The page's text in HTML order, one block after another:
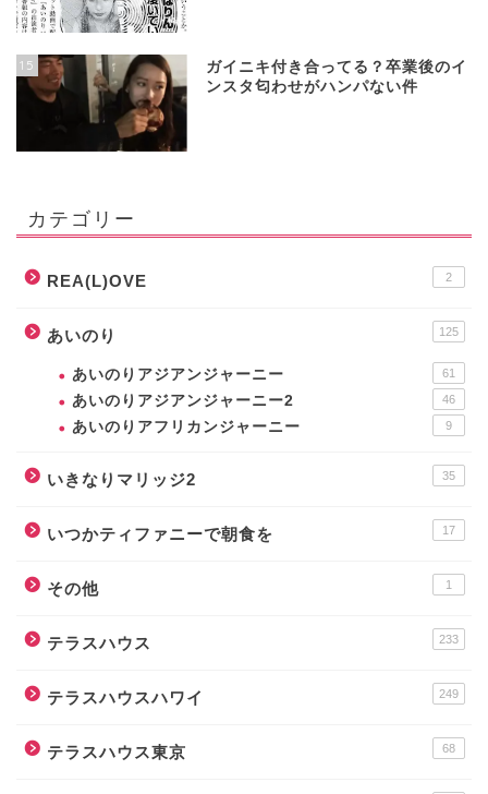
15
ガイニキ付き合ってる？卒業後のイ
ンスタ匂わせがハンパない件
カテゴリー
REA(L)OVE 2
あいのり 125
あいのりアジアンジャーニー 61
あいのりアジアンジャーニー2 46
あいのりアフリカンジャーニー 9
いきなりマリッジ2 35
いつかティファニーで朝食を 17
その他 1
テラスハウス 233
テラスハウスハワイ 249
テラスハウス東京 68